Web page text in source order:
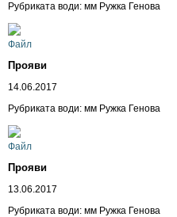
Рубриката води: мм Ружка Генова
Прояви
14.06.2017
Рубриката води: мм Ружка Генова
Прояви
13.06.2017
Рубриката води: мм Ружка Генова